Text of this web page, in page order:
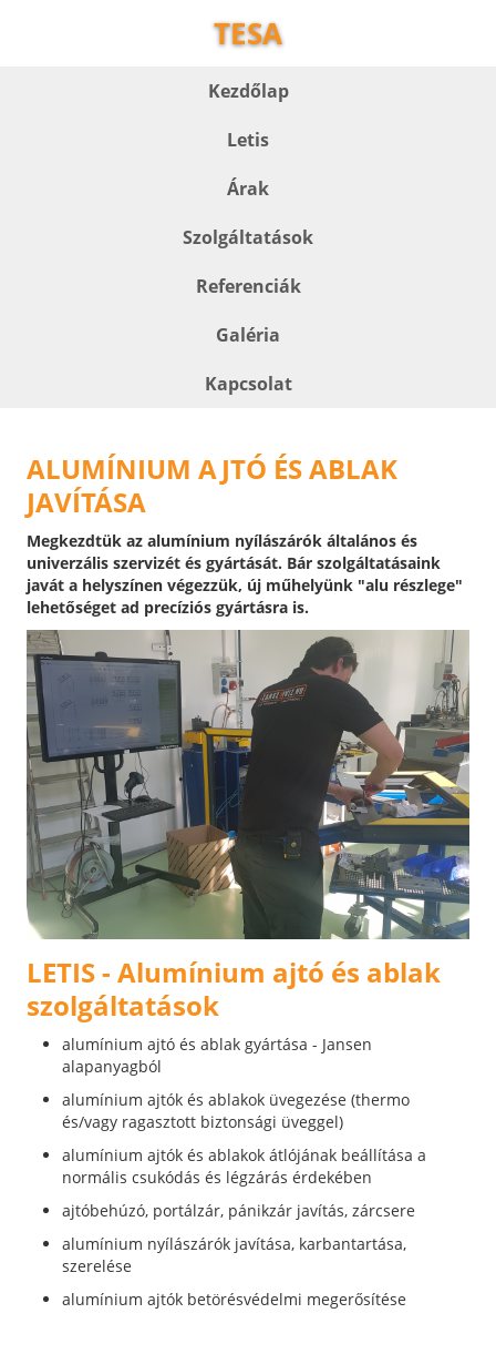
TESA
Kezdőlap
Letis
Árak
Szolgáltatások
Referenciák
Galéria
Kapcsolat
ALUMÍNIUM AJTÓ ÉS ABLAK
JAVÍTÁSA
Megkezdtük az alumínium nyílászárók általános és
univerzális szervizét és gyártását. Bár szolgáltatásaink
javát a helyszínen végezzük, új műhelyünk "alu részlege"
lehetőséget ad precíziós gyártásra is.
LETIS - Alumínium ajtó és ablak
szolgáltatások
alumínium ajtó és ablak gyártása - Jansen
alapanyagból
alumínium ajtók és ablakok üvegezése (thermo
és/vagy ragasztott biztonsági üveggel)
alumínium ajtók és ablakok átlójának beállítása a
normális csukódás és légzárás érdekében
ajtóbehúzó, portálzár, pánikzár javítás, zárcsere
alumínium nyílászárók javítása, karbantartása,
szerelése
alumínium ajtók betörésvédelmi megerősítése